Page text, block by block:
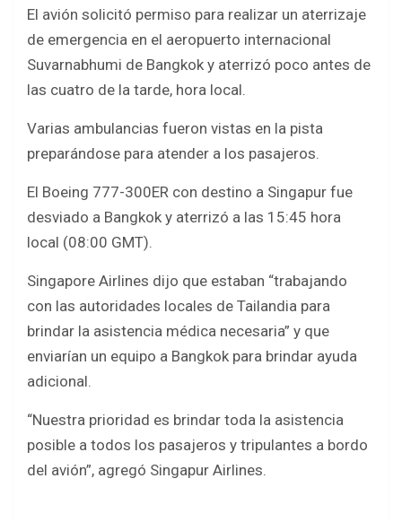
El avión solicitó permiso para realizar un aterrizaje
de emergencia en el aeropuerto internacional
Suvarnabhumi de Bangkok y aterrizó poco antes de
las cuatro de la tarde, hora local.
Varias ambulancias fueron vistas en la pista
preparándose para atender a los pasajeros.
El Boeing 777-300ER con destino a Singapur fue
desviado a Bangkok y aterrizó a las 15:45 hora
local (08:00 GMT).
Singapore Airlines dijo que estaban “trabajando
con las autoridades locales de Tailandia para
brindar la asistencia médica necesaria” y que
enviarían un equipo a Bangkok para brindar ayuda
adicional.
“Nuestra prioridad es brindar toda la asistencia
posible a todos los pasajeros y tripulantes a bordo
del avión”, agregó Singapur Airlines.